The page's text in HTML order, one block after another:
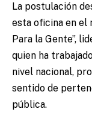
La postulación
esta oficina en el
Para la Gente”,
quien ha
nivel nacional,
sentido de
pública.